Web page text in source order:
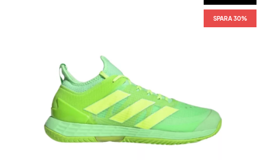
SPARA 30%
SPARA 30%
SPARA 30%